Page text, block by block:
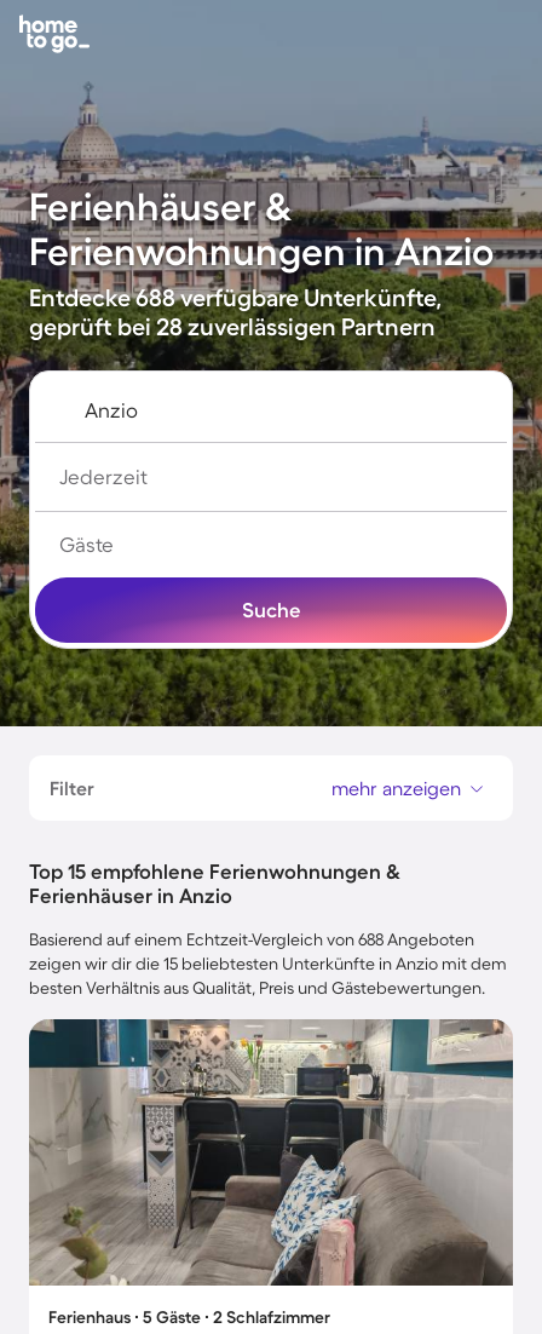
Ferienhäuser &
Ferienwohnungen in Anzio
Entdecke 688 verfügbare Unterkünfte,
geprüft bei 28 zuverlässigen Partnern
Jederzeit
Gäste
Suche
Filter mehr anzeigen
Top 15 empfohlene Ferienwohnungen &
Ferienhäuser in Anzio
Basierend auf einem Echtzeit-Vergleich von 688 Angeboten
zeigen wir dir die 15 beliebtesten Unterkünfte in Anzio mit dem
besten Verhältnis aus Qualität, Preis und Gästebewertungen.
Ferienhaus ∙ 5 Gäste ∙ 2 Schlafzimmer